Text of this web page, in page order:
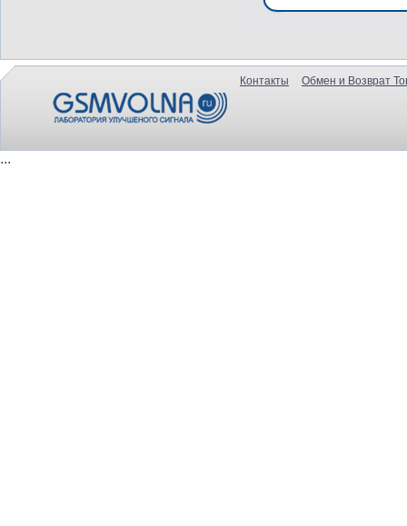
Контакты Обмен и Возврат
...